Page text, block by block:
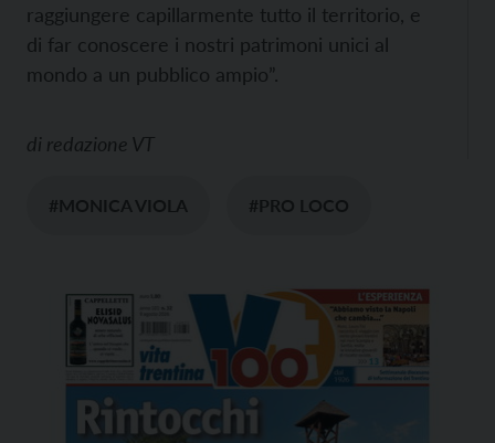
raggiungere capillarmente tutto il territorio, e
di far conoscere i nostri patrimoni unici al
mondo a un pubblico ampio”.
di redazione VT
#MONICA VIOLA #PRO LOCO